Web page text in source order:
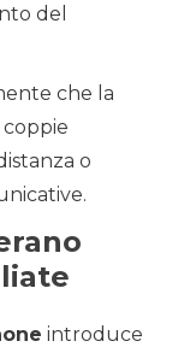
del
che la
coppie
o
introduce